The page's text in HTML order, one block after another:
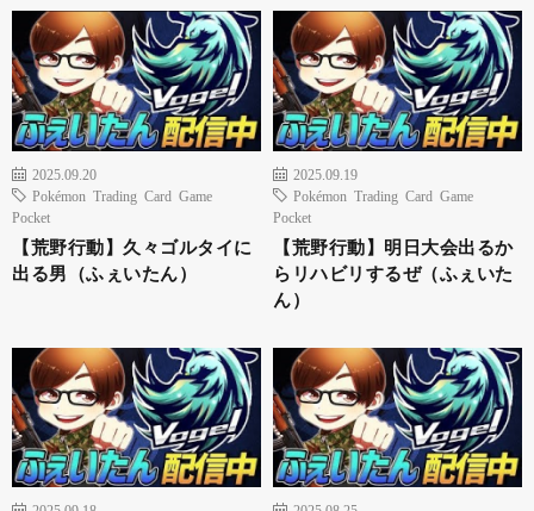
2025.09.20
Pokémon Trading Card Game
Pocket
【荒野行動】久々ゴルタイに
出る男（ふぇいたん）
2025.09.19
Pokémon Trading Card Game
Pocket
【荒野行動】明日大会出るか
らリハビリするぜ（ふぇいた
ん）